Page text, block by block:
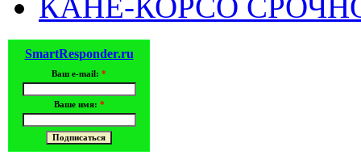
КАНЕ-КОРСО
SmartResponder.ru
Ваш e-mail: *
Ваше имя: *